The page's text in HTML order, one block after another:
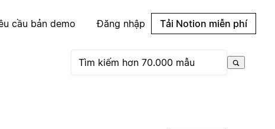
cầu bản demo Đăng nhập Tải Notion miễn phí